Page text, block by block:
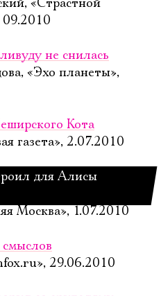
«Страстной
не снилась
«Эхо планеты»,
Кота
газета», 2.07.2010
для Алисы
Москва», 1.07.2010
29.06.2010